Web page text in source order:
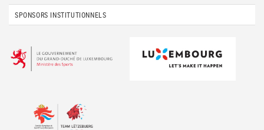
SPONSORS INSTITUTIONNELS